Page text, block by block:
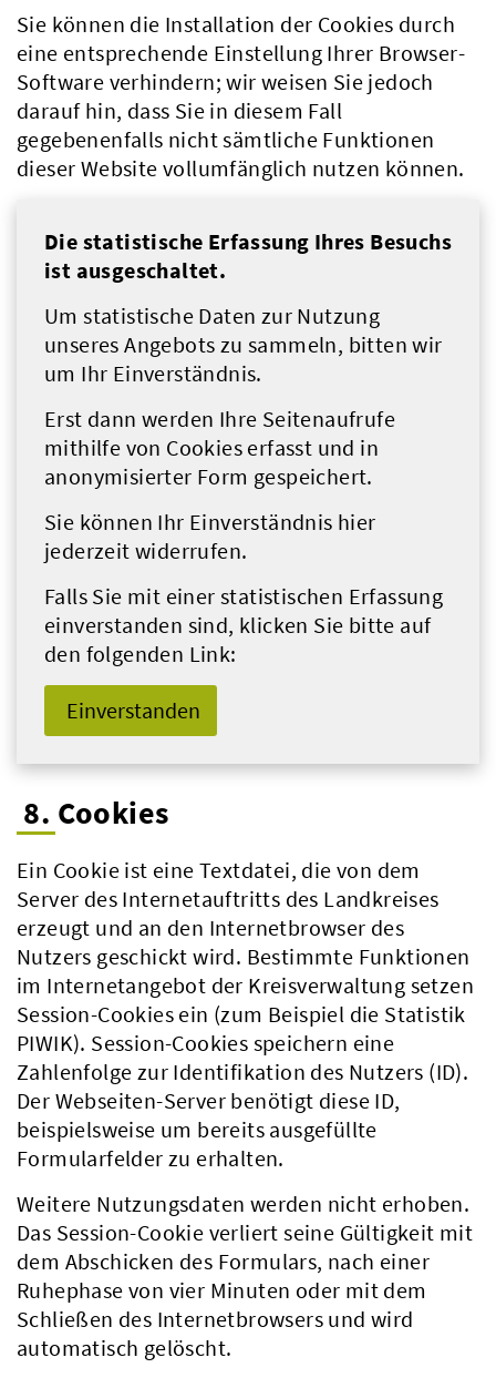
Sie können die Installation der Cookies durch
eine entsprechende Einstellung Ihrer Browser-
Software verhindern; wir weisen Sie jedoch
darauf hin, dass Sie in diesem Fall
gegebenenfalls nicht sämtliche Funktionen
dieser Website vollumfänglich nutzen können.
Die statistische Erfassung Ihres Besuchs
ist ausgeschaltet.
Um statistische Daten zur Nutzung
unseres Angebots zu sammeln, bitten wir
um Ihr Einverständnis.
Erst dann werden Ihre Seitenaufrufe
mithilfe von Cookies erfasst und in
anonymisierter Form gespeichert.
Sie können Ihr Einverständnis hier
jederzeit widerrufen.
Falls Sie mit einer statistischen Erfassung
einverstanden sind, klicken Sie bitte auf
den folgenden Link:
Einverstanden
8. Cookies
Ein Cookie ist eine Textdatei, die von dem
Server des Internetauftritts des Landkreises
erzeugt und an den Internetbrowser des
Nutzers geschickt wird. Bestimmte Funktionen
im Internetangebot der Kreisverwaltung setzen
Session-Cookies ein (zum Beispiel die Statistik
PIWIK). Session-Cookies speichern eine
Zahlenfolge zur Identifikation des Nutzers (ID).
Der Webseiten-Server benötigt diese ID,
beispielsweise um bereits ausgefüllte
Formularfelder zu erhalten.
Weitere Nutzungsdaten werden nicht erhoben.
Das Session-Cookie verliert seine Gültigkeit mit
dem Abschicken des Formulars, nach einer
Ruhephase von vier Minuten oder mit dem
Schließen des Internetbrowsers und wird
automatisch gelöscht.